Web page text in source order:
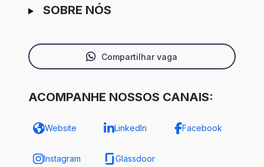
SOBRE NÓS
Compartilhar vaga
ACOMPANHE NOSSOS CANAIS:
Website LinkedIn Facebook
Instagram Glassdoor